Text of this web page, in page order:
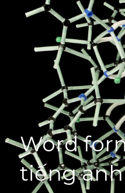
Giải đề thi từng câu
Lời khuyên
Giải đề thi
Academic words
Phrase
Phrasal Verb
Idioms đồng nghĩa
HỌC THỬ
Word
tiếng anh